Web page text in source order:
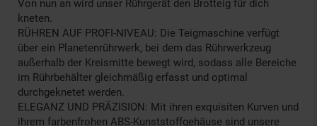
Von nun an wird unser Rührgerät den Brotteig für dich
kneten.
RÜHREN AUF PROFI-NIVEAU: Die Teigmaschine verfügt
über ein Planetenrührwerk, bei dem das Rührwerkzeug
außerhalb der Kreismitte bewegt wird, sodass alle Bereiche
im Rührbehälter gleichmäßig erfasst und optimal
durchgeknetet werden.
ELEGANZ UND PRÄZISION: Mit ihren exquisiten Kurven und
ihrem farbenfrohen ABS-Kunststoffgehäuse sind unsere